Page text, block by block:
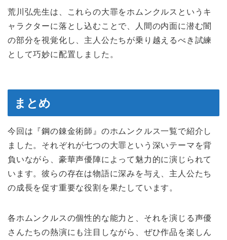
荒川弘先生は、これらの大罪をホムンクルスというキ
ャラクターに落とし込むことで、人間の内面に潜む闇
の部分を視覚化し、主人公たちが乗り越えるべき試練
として巧妙に配置しました。
まとめ
今回は『鋼の錬金術師』のホムンクルス一覧で紹介し
ました。それぞれが七つの大罪という深いテーマを背
負いながら、豪華声優陣によって魅力的に演じられて
います。彼らの存在は物語に深みを与え、主人公たち
の成長を促す重要な役割を果たしています。
各ホムンクルスの個性的な能力と、それを演じる声優
さんたちの熱演にも注目しながら、ぜひ作品を楽しん